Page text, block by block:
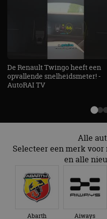
De Renault Twingo heeft een
opvallende snelheidsmeter! -
AutoRAI TV
Alle
Selecteer een merk
en alle
Abarth Aiways
Naam
omx_consent